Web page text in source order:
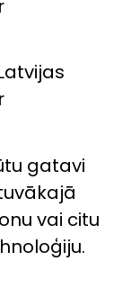
gatavi
vai citu